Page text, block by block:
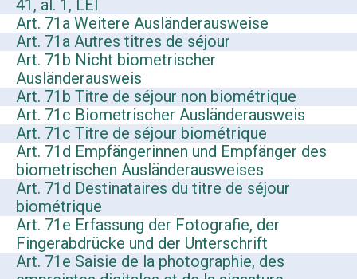
41, al. 1, LEI
Art. 71a Weitere Ausländerausweise
Art. 71a Autres titres de séjour
Art. 71b Nicht biometrischer
Ausländerausweis
Art. 71b Titre de séjour non biométrique
Art. 71c Biometrischer Ausländerausweis
Art. 71c Titre de séjour biométrique
Art. 71d Empfängerinnen und Empfänger des
biometrischen Ausländerausweises
Art. 71d Destinataires du titre de séjour
biométrique
Art. 71e Erfassung der Fotografie, der
Fingerabdrücke und der Unterschrift
Art. 71e Saisie de la photographie, des